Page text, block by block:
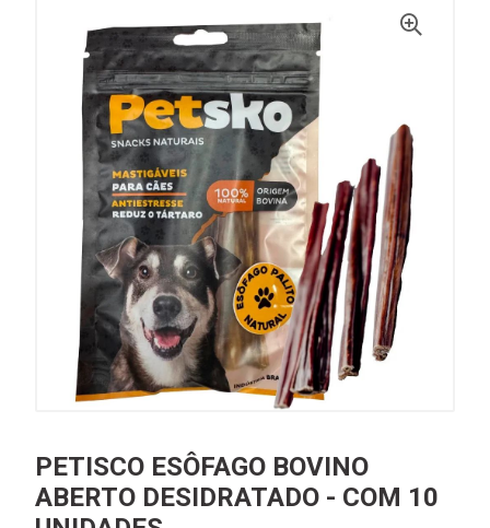
PETISCO ESÔFAGO BOVINO
ABERTO DESIDRATADO - COM 10